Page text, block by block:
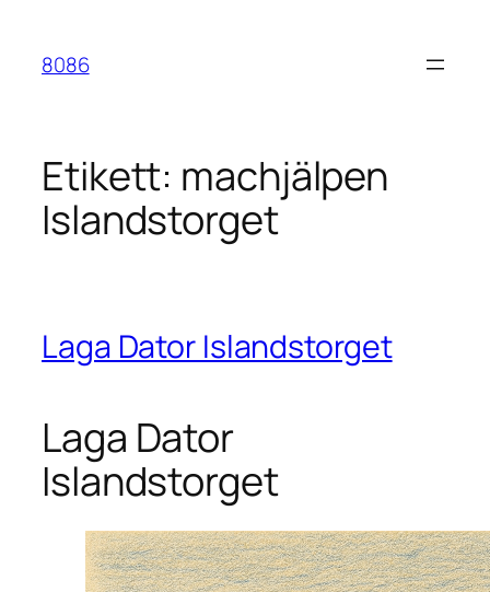
innehåll
8086
Etikett: machjälpen
Islandstorget
Laga Dator Islandstorget
Laga Dator
Islandstorget